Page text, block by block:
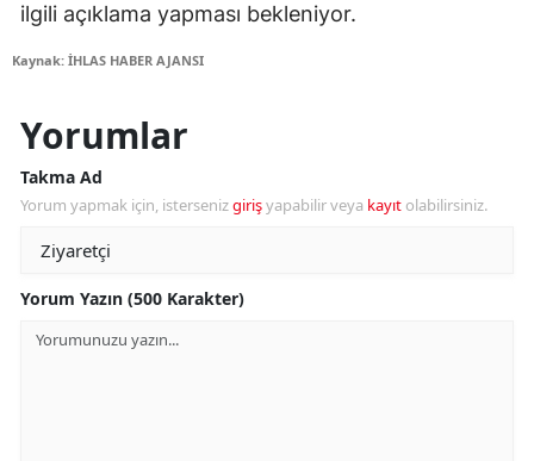
ilgili açıklama yapması bekleniyor.
Kaynak: İHLAS HABER AJANSI
Yorumlar
Takma Ad
Yorum yapmak için, istersenizgirişyapabilir veya kayıt olabilirsiniz.
Yorum Yazın (500 Karakter)